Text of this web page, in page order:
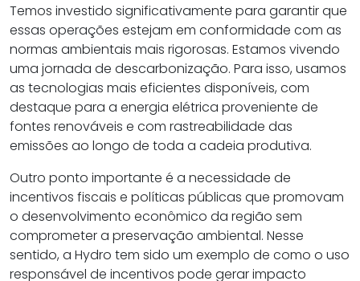
Temos investido significativamente para garantir que
essas operações estejam em conformidade com as
normas ambientais mais rigorosas. Estamos vivendo
uma jornada de descarbonização. Para isso, usamos
as tecnologias mais eficientes disponíveis, com
destaque para a energia elétrica proveniente de
fontes renováveis e com rastreabilidade das
emissões ao longo de toda a cadeia produtiva.
Outro ponto importante é a necessidade de
incentivos fiscais e políticas públicas que promovam
o desenvolvimento econômico da região sem
comprometer a preservação ambiental. Nesse
sentido, a Hydro tem sido um exemplo de como o uso
responsável de incentivos pode gerar impacto